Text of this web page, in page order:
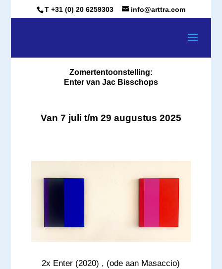
T +31 (0) 20 6259303 info@arttra.com
Zomertentoonstelling:
Enter van Jac Bisschops
Van 7 juli t/m 29 augustus 2025
2x Enter (2020) , (ode aan Masaccio)